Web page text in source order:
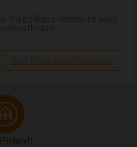
magnifique demeure avec
Vedi recensione completa
(Finland)